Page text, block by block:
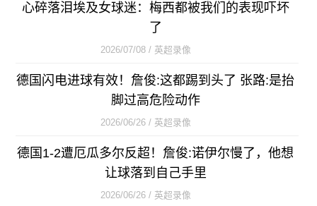
心碎落泪埃及女球迷：梅西都被我们的表现吓坏
了
2026/07/08 / 英超录像
德国闪电进球有效！詹俊:这都踢到头了 张路:是抬
脚过高危险动作
2026/06/26 / 英超录像
德国1-2遭厄瓜多尔反超！詹俊:诺伊尔慢了，他想
让球落到自己手里
2026/06/26 / 英超录像